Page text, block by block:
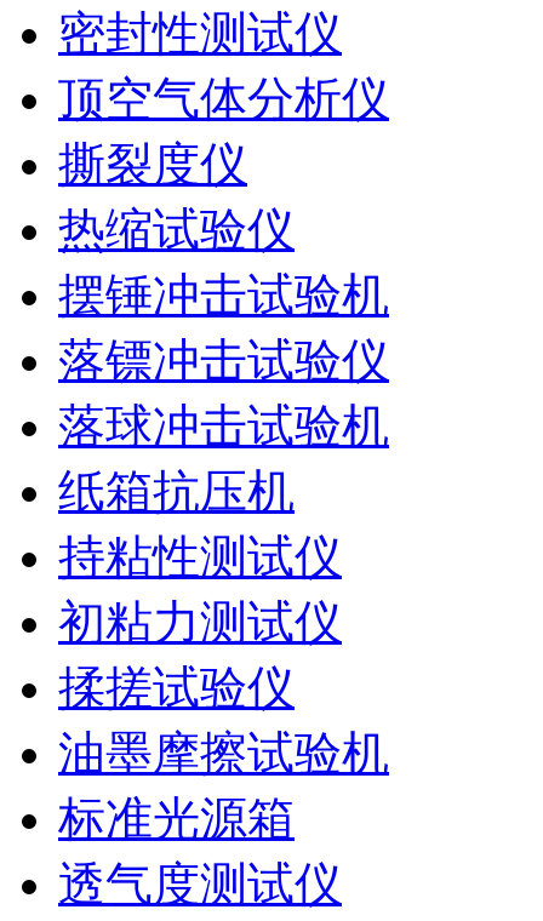
密封性测试仪
顶空气体分析仪
撕裂度仪
热缩试验仪
摆锤冲击试验机
落镖冲击试验仪
落球冲击试验机
纸箱抗压机
持粘性测试仪
初粘力测试仪
揉搓试验仪
油墨摩擦试验机
标准光源箱
透气度测试仪